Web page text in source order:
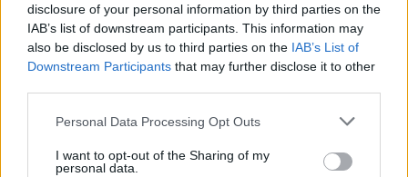
disclosure of your personal information by third parties on the
IAB’s list of downstream participants. This information may
also be disclosed by us to third parties on the IAB’s List of
Downstream Participants that may further disclose it to other
Please note that this website/app uses one or more Google
not limited to your visit or usage behaviour. You may click to
Personal Data Processing Opt Outs
I want to opt-out of the Sharing of my
personal data.
Tech| 2014.02.08 12:00
Új generációs üzleti átjáró a
Céginfo | 2013.12.04 20:10